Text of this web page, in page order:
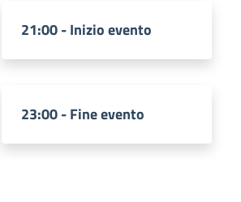
21:00 - Inizio evento
23:00 - Fine evento